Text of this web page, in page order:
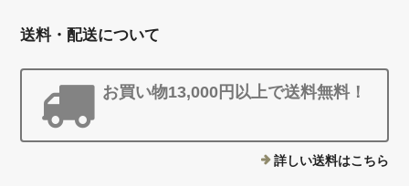
送料・配送について
お買い物13,000円以上で送料無料！
詳しい送料はこちら